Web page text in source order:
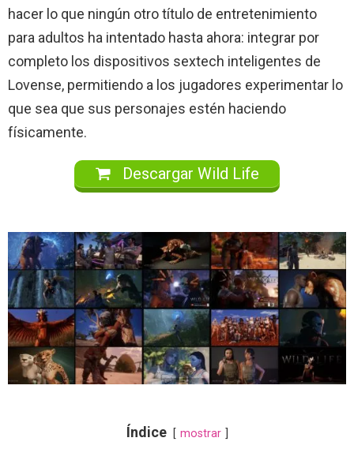
hacer lo que ningún otro título de entretenimiento
para adultos ha intentado hasta ahora: integrar por
completo los dispositivos sextech inteligentes de
Lovense, permitiendo a los jugadores experimentar lo
que sea que sus personajes estén haciendo
físicamente.
Descargar Wild Life
Índice mostrar